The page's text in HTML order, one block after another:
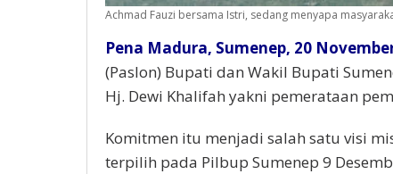
Achmad Fauzi bersama Istri, sedang menyapa
Pena Madura, Sumenep, 20
(Paslon) Bupati dan Wakil Bupati
Hj. Dewi Khalifah yakni pemerataan
Komitmen itu menjadi salah satu visi
terpilih pada Pilbup Sumenep 9